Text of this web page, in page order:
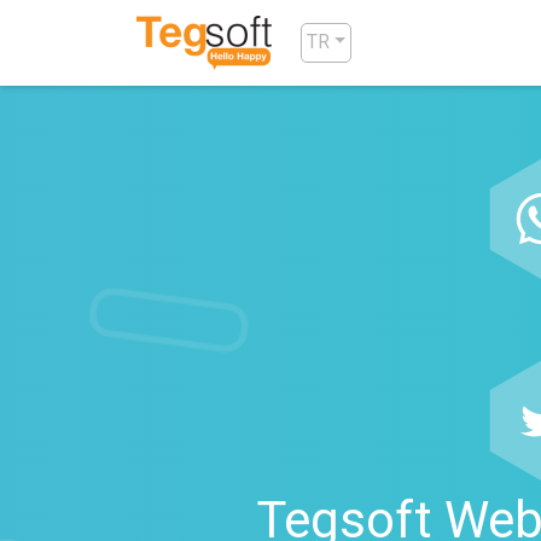
TR
Tegsoft